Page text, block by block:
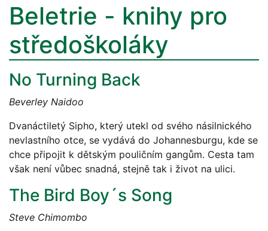
Beletrie - knihy pro
středoškoláky
No Turning Back
Beverley Naidoo
Dvanáctiletý Sipho, který utekl od svého násilnického
nevlastního otce, se vydává do Johannesburgu, kde se
chce připojit k dětským pouličním gangům. Cesta tam
však není vůbec snadná, stejně tak i život na ulici.
The Bird Boy´s Song
Steve Chimombo